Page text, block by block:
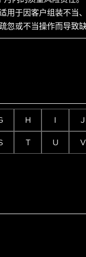
用于因客户组装不当
忽或不当操作而导致
H I J
T U V